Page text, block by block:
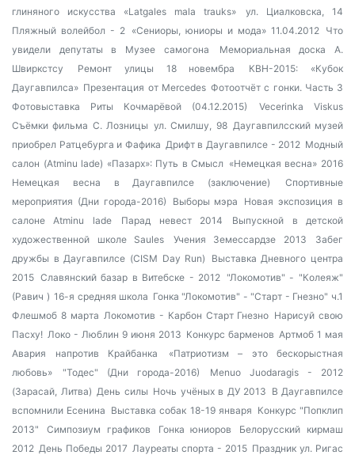
глиняного искусства «Latgales mala trauks»
ул. Циалковска, 14
Пляжный волейбол - 2 «Сениоры, юниоры и мода» 11.04.2012 Что
увидели депутаты в Музее самогона
Мемориальная доска А.
Швиркстсу
Ремонт улицы 18 новембра
КВН-2015: «Кубок
Даугавпилса» Презентация от Mercedes Фотоотчёт с гонки. Часть 3
Фотовыставка Риты Кочмарёвой (04.12.2015)
Vecerinka Viskus
Съёмки фильма С. Лозницы ул. Смилшу, 98 Даугавпилсский музей
приобрел Ратцебурга и Фафика Дрифт в Даугавпилсе - 2012 Модный
салон (Atminu lade) «Пазарх»: Путь в Смысл «Немецкая весна» 2016
Немецкая весна в Даугавпилсе (заключение)
Спортивные
мероприятия (Дни города-2016)
Выборы мэра
Новая экспозиция в
салоне Atminu lade
Парад невест 2014
Выпускной в детской
художественной школе Saules
Учения Земессардзе 2013
Забег
дружбы в Даугавпилсе (CISM Day Run)
Выставка Дневного центра
2015 Славянский базар в Витебске - 2012 "Локомотив" - "Колеяж"
(Равич ) 16-я средняя школа Гонка "Локомотив" - "Старт - Гнезно" ч.1
Флешмоб 8 марта Локомотив - Карбон Старт Гнезно Нарисуй свою
Пасху! Локо - Люблин 9 июня 2013 Конкурс барменов Артмоб 1 мая
Авария напротив Крайбанка
«Патриотизм – это бескорыстная
любовь»
"Тодес" (Дни города-2016)
Menuo Juodaragis - 2012
(Зарасай, Литва) День силы Ночь учёных в ДУ 2013 В Даугавпилсе
вспомнили Есенина Выставка собак 18-19 января Конкурс "Попклип
2013"
Симпозиум графиков Гонка юниоров
Белорусский кирмаш
2012 День Победы 2017 Лауреаты спорта - 2015 Праздник ул. Ригас